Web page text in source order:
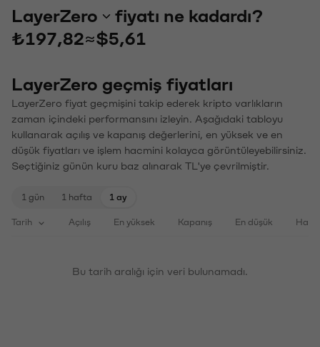
LayerZero
fiyatı ne kadardı?
₺197,82≈$5,61
LayerZero geçmiş fiyatları
LayerZero fiyat geçmişini takip ederek kripto varlıkların
zaman içindeki performansını izleyin. Aşağıdaki tabloyu
kullanarak açılış ve kapanış değerlerini, en yüksek ve en
düşük fiyatları ve işlem hacmini kolayca görüntüleyebilirsiniz.
Seçtiğiniz günün kuru baz alınarak TL'ye çevrilmiştir.
1 gün 1 hafta 1 ay
Tarih Açılış En yüksek Kapanış En düşük
Bu tarih aralığı için veri bulunamadı.